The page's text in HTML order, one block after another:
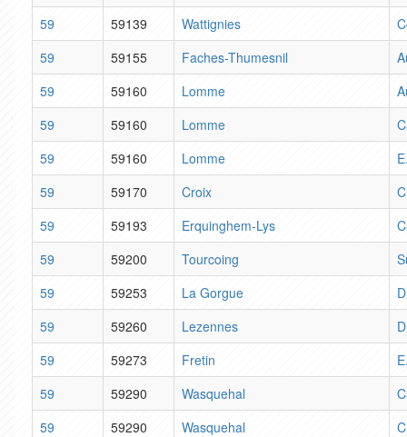
59
59139 Wattignies
59
59155 Faches-Thumesnil
59
59160 Lomme
59
59160 Lomme
59
59160 Lomme
59
59170 Croix
59
59193 Erquinghem-Lys
59
59200 Tourcoing
59
59253 La Gorgue
59
59260 Lezennes
59
59273 Fretin
59
59290 Wasquehal
59
59290 Wasquehal